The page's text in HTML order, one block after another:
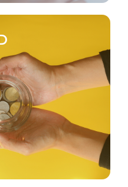
de recursos y
el rendimiento
tu negocio.